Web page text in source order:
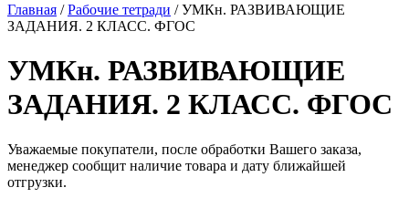
Главная /Рабочие тетради / УМКн. РАЗВИВАЮЩИЕ
ЗАДАНИЯ. 2 КЛАСС. ФГОС
УМКн. РАЗВИВАЮЩИЕ
ЗАДАНИЯ. 2 КЛАСС. ФГОС
Уважаемые покупатели, после обработки Вашего заказа,
менеджер сообщит наличие товара и дату ближайшей
отгрузки.